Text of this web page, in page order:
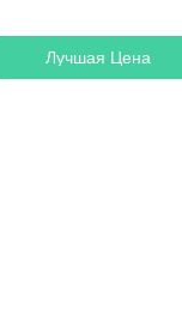
Лучшая Цена